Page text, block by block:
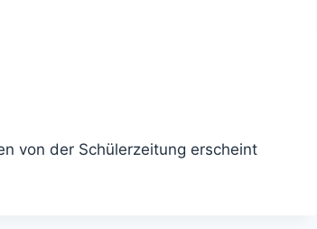
von der Schülerzeitung erscheint